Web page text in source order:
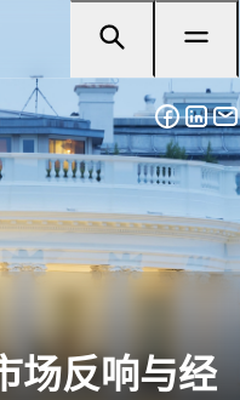
场反响与经